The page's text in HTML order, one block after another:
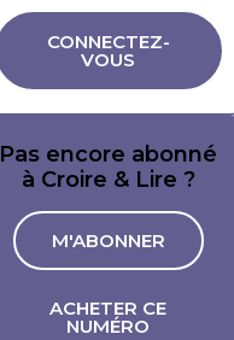
CONNECTEZ-
VOUS
Pas encore abonné
à Croire & Lire ?
M'ABONNER
ACHETER CE
NUMÉRO